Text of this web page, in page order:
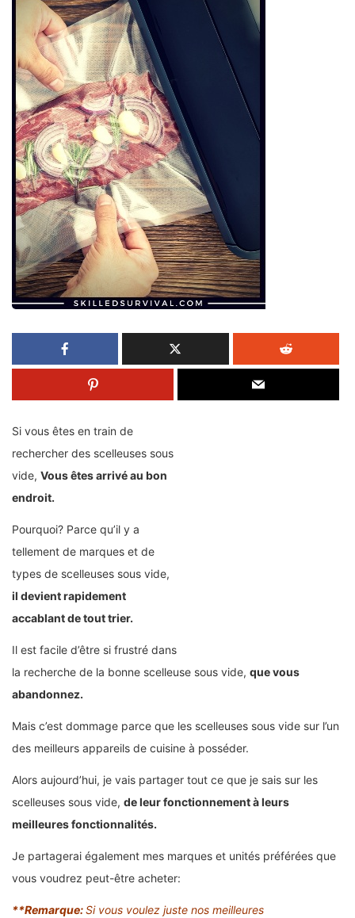
Si vous êtes en train de
rechercher des scelleuses sous
vide, Vous êtes arrivé au bon
endroit.
Pourquoi? Parce qu’il y a
tellement de marques et de
types de scelleuses sous vide,
il devient rapidement
accablant de tout trier.
Il est facile d’être si frustré dans
la recherche de la bonne scelleuse sous vide, que vous
abandonnez.
Mais c’est dommage parce que les scelleuses sous vide sur l’un
des meilleurs appareils de cuisine à posséder.
Alors aujourd’hui, je vais partager tout ce que je sais sur les
scelleuses sous vide, de leur fonctionnement à leurs
meilleures fonctionnalités.
Je partagerai également mes marques et unités préférées que
vous voudrez peut-être acheter:
**Remarque:Si vous voulez juste nos meilleures